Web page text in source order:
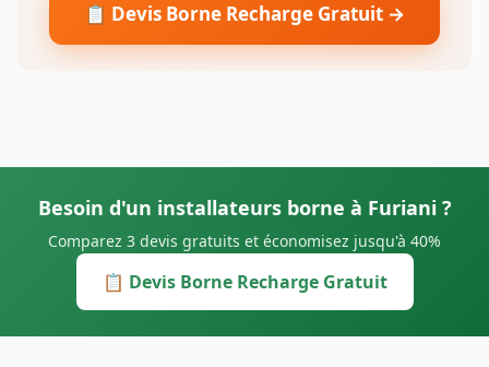
📋 Devis Borne Recharge Gratuit →
Besoin d'un installateurs borne à Furiani ?
Comparez 3 devis gratuits et économisez jusqu'à 40%
📋 Devis Borne Recharge Gratuit